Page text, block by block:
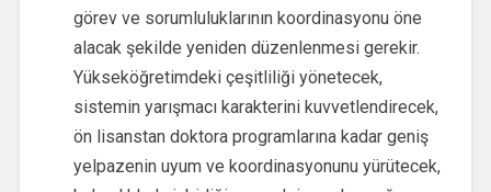
görev ve sorumluluklarının koordinasyonu öne
alacak şekilde yeniden düzenlenmesi gerekir.
Yükseköğretimdeki çeşitliliği yönetecek,
sistemin yarışmacı karakterini kuvvetlendirecek,
ön lisanstan doktora programlarına kadar geniş
yelpazenin uyum ve koordinasyonunu yürütecek,